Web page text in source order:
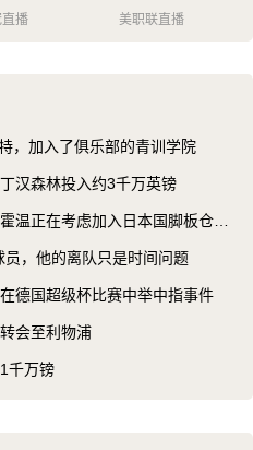
直播 美职联直播
，加入了俱乐部的青训学院
汉森林投入约3千万英镑
温正在考虑加入日本国脚板仓滉
，他的离队只是时间问题
德国超级杯比赛中举中指事件
会至利物浦
千万镑